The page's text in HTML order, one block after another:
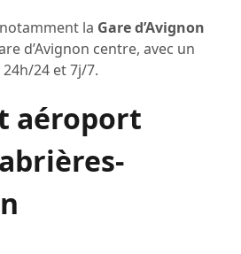
la Gare d’Avignon
d’Avignon centre, avec un
24 et 7j/7.
aéroport